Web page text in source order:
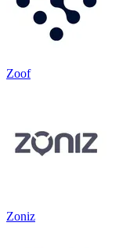
Zoof
Zoniz